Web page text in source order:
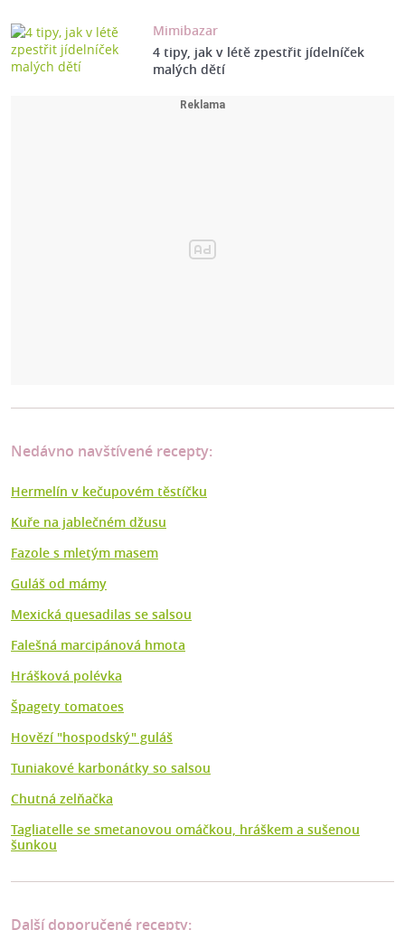
Mimibazar
4 tipy, jak v létě zpestřit jídelníček
malých dětí
Nedávno navštívené recepty:
Hermelín v kečupovém těstíčku
Kuře na jablečném džusu
Fazole s mletým masem
Guláš od mámy
Mexická quesadilas se salsou
Falešná marcipánová hmota
Hrášková polévka
Špagety tomatoes
Hovězí "hospodský" guláš
Tuniakové karbonátky so salsou
Chutná zelňačka
Tagliatelle se smetanovou omáčkou, hráškem a sušenou
šunkou
Další doporučené recepty: